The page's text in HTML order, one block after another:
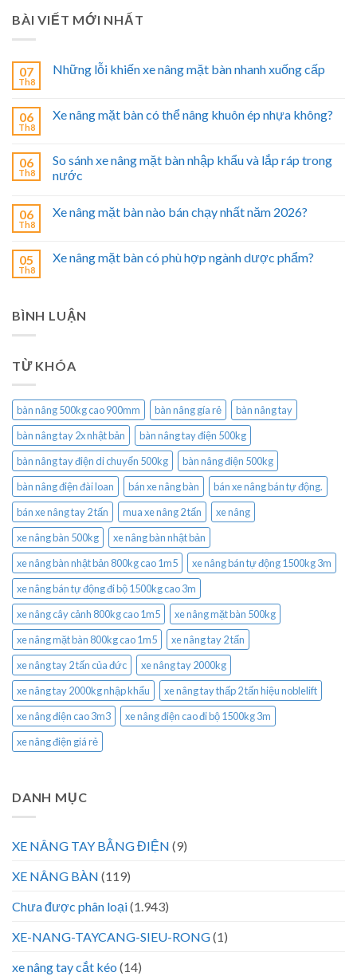
BÀI VIẾT MỚI NHẤT
07
Th8
Những lỗi khiến xe nâng mặt bàn nhanh xuống cấp
06
Th8
Xe nâng mặt bàn có thể nâng khuôn ép nhựa không?
06
Th8
So sánh xe nâng mặt bàn nhập khẩu và lắp ráp trong
nước
06
Th8
Xe nâng mặt bàn nào bán chạy nhất năm 2026?
05
Th8
Xe nâng mặt bàn có phù hợp ngành dược phẩm?
BÌNH LUẬN
TỪ KHÓA
bàn nâng 500kg cao 900mm bàn nâng gía rẻ
bàn nâng tay
bàn nâng tay 2x nhật bản
bàn nâng tay điện 500kg
bàn nâng tay điện di chuyển 500kg
bàn nâng điện 500kg
bàn nâng điện đài loan
bán xe nâng bàn
bán xe nâng bán tự động.
bán xe nâng tay 2 tấn
mua xe nâng 2 tấn
xe nâng
xe nâng bàn 500kg
xe nâng bàn nhật bản
xe nâng bàn nhật bản 800kg cao 1m5
xe nâng bán tự động 1500kg 3m
xe nâng bán tự động đi bộ 1500kg cao 3m
xe nâng cây cảnh 800kg cao 1m5
xe nâng mặt bàn 500kg
xe nâng mặt bàn 800kg cao 1m5
xe nâng tay 2 tấn
xe nâng tay 2 tấn của đức
xe nâng tay 2000kg
xe nâng tay 2000kg nhập khẩu
xe nâng tay thấp 2 tấn hiệu noblelift
xe nâng điện cao 3m3
xe nâng điện cao đi bộ 1500kg 3m
xe nâng điện giá rẻ
DANH MỤC
XE NÂNG TAY BẰNG ĐIỆN (9)
XE NÂNG BÀN (119)
Chưa được phân loại(1.943)
XE-NANG-TAYCANG-SIEU-RONG(1)
xe nâng tay cắt kéo (14)